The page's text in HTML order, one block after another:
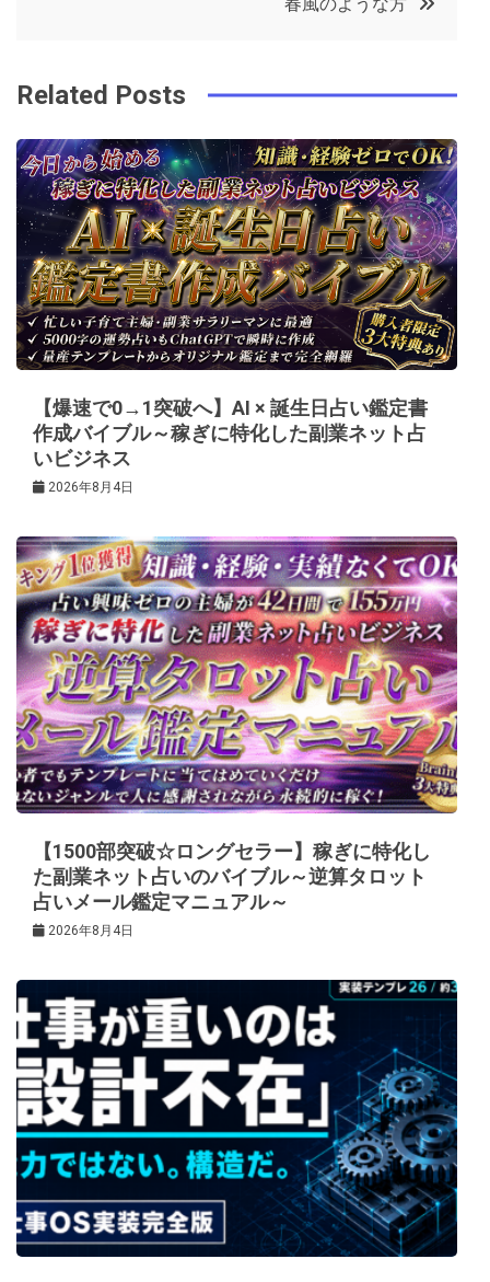
k
t
ビ
ゲ
ー
シ
ョ
ン
Related Posts
【爆速で0→1突破へ】AI × 誕生日占い鑑定書
作成バイブル～稼ぎに特化した副業ネット占
いビジネス
2026年8月4日
【1500部突破☆ロングセラー】稼ぎに特化し
た副業ネット占いのバイブル～逆算タロット
占いメール鑑定マニュアル～
2026年8月4日